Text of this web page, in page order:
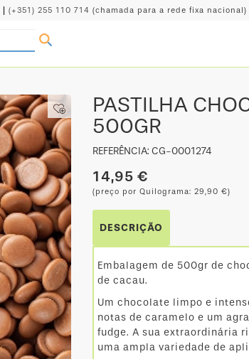
(+351) 255 110 714 (chamada para a rede fixa nacional)
PASTILHA
500GR
REFERÊNCIA: CG-0001274
14,95 €
(preço por Quilograma: 29,90 €)
DESCRIÇÃO
Embalagem de 500gr de
de cacau.
Um chocolate limpo e
notas de caramelo e um
fudge. A sua extraordinária
uma ampla variedade de